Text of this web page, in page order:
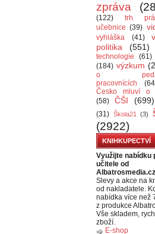
zpráva
(122)
trh
učebnice (39)
vyhláška (41)
politika
(551)
technologie
(61)
(184) výzkum
o
pracovnících
Česko mluví o
(58)
ČŠI (699)
(31) Škola21 (3)
(2922)
KNIHKUPECTVÍ
Využijte nabídku
učitele od
Slevy a akce na
od nakladatele.
nabídka více než
z produkce
Vše skladem,
zboží.
E-shop